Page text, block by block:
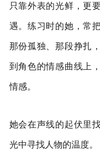
只靠外表的光鲜，更
遇。练习时的她，常
那份孤独、那段挣扎
到角色的情感曲线上
情感。
她会在声线的起伏里
光中寻找人物的温度。